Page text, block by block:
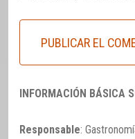
INFORMACIÓN BÁSICA
Responsable: